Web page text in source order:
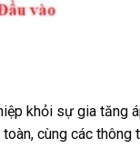
khỏi sự gia tăng
cùng các thông